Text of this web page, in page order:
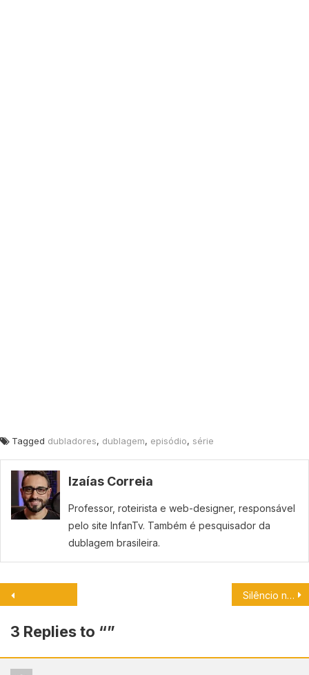
Tagged dubladores, dublagem, episódio, série
Izaías Correia
Professor, roteirista e web-designer, responsável
pelo site InfanTv. Também é pesquisador da
dublagem brasileira.
Silêncio na Sala: Mônica Vai Falar! Conheça a primeira dubladora da Mônica.
3 Replies to “”